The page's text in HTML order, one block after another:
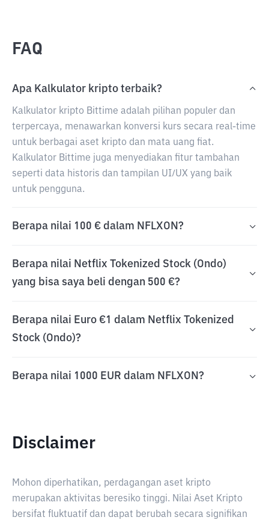
FAQ
Apa Kalkulator kripto terbaik?
Kalkulator kripto Bittime adalah pilihan populer dan
terpercaya, menawarkan konversi kurs secara real-time
untuk berbagai aset kripto dan mata uang fiat.
Kalkulator Bittime juga menyediakan fitur tambahan
seperti data historis dan tampilan UI/UX yang baik
untuk pengguna.
Berapa nilai 100 € dalam NFLXON?
Berapa nilai Netflix Tokenized Stock (Ondo)
yang bisa saya beli dengan 500 €?
Berapa nilai Euro €1 dalam Netflix Tokenized
Stock (Ondo)?
Berapa nilai 1000 EUR dalam NFLXON?
Disclaimer
Mohon diperhatikan, perdagangan aset kripto
merupakan aktivitas beresiko tinggi. Nilai Aset Kripto
bersifat fluktuatif dan dapat berubah secara signifikan